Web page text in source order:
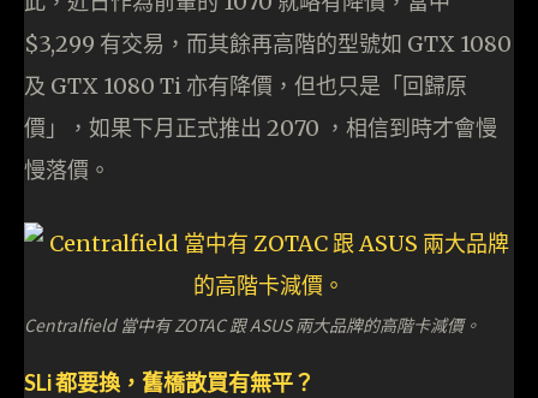
$3,299 有交易，而其餘再高階的型號如 GTX 1080
及 GTX 1080 Ti 亦有降價，但也只是「回歸原
價」，如果下月正式推出 2070 ，相信到時才會慢
慢落價。
Centralfield 當中有 ZOTAC 跟 ASUS 兩大品牌的高階卡減價。
SLi 都要換，舊橋散買有無平？